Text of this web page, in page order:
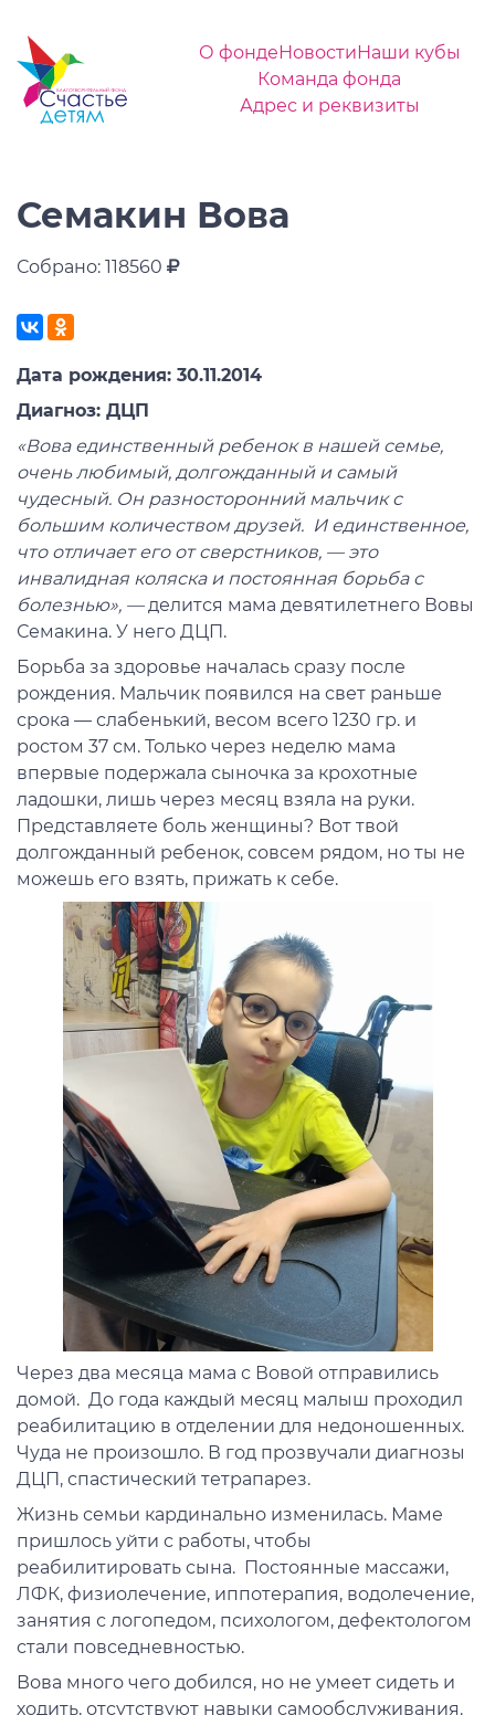
О фондеНовостиНаши кубы
Команда фонда
Адрес и реквизиты
Семакин Вова
Собрано: 118560
Дата рождения: 30.11.2014
Диагноз: ДЦП
«Вова единственный ребенок в нашей семье,
очень любимый, долгожданный и самый
чудесный. Он разносторонний мальчик с
большим количеством друзей. И единственное,
что отличает его от сверстников, — это
инвалидная коляска и постоянная борьба с
болезнью», —делится мама девятилетнего Вовы
Семакина. У него ДЦП.
Борьба за здоровье началась сразу после
рождения. Мальчик появился на свет раньше
срока — слабенький, весом всего 1230 гр. и
ростом 37 см. Только через неделю мама
впервые подержала сыночка за крохотные
ладошки, лишь через месяц взяла на руки.
Представляете боль женщины? Вот твой
долгожданный ребенок, совсем рядом, но ты не
можешь его взять, прижать к себе.
Через два месяца мама с Вовой отправились
домой. До года каждый месяц малыш проходил
реабилитацию в отделении для недоношенных.
Чуда не произошло. В год прозвучали диагнозы
ДЦП, спастический тетрапарез.
Жизнь семьи кардинально изменилась. Маме
пришлось уйти с работы, чтобы
реабилитировать сына. Постоянные массажи,
ЛФК, физиолечение, иппотерапия, водолечение,
занятия с логопедом, психологом, дефектологом
стали повседневностью.
Вова много чего добился, но не умеет сидеть и
ходить, отсутствуют навыки самообслуживания.